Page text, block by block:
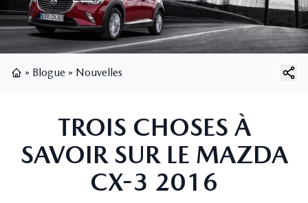
» Blogue » Nouvelles
TROIS CHOSES À
SAVOIR SUR LE MAZDA
CX-3 2016